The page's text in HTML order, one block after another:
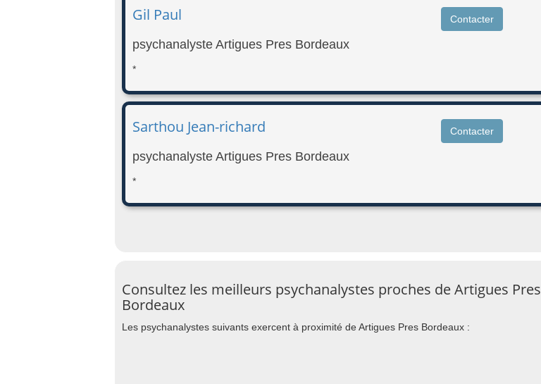
Gil Paul Contacter
psychanalyste Artigues Pres Bordeaux
*
Sarthou Jean-richard Contacter
psychanalyste Artigues Pres Bordeaux
*
Consultez les meilleurs psychanalystes proches de Artigues Pres
Bordeaux
Les psychanalystes suivants exercent à proximité de Artigues Pres Bordeaux :